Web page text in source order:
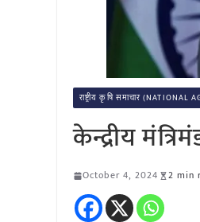
राष्ट्रीय कृषि समाचार (NATIONAL
केन्द्रीय
October 4, 2024 2 min